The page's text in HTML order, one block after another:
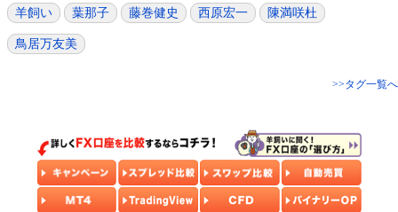
羊飼い 葉那子 藤巻健史 西原宏一 陳満咲杜
鳥居万友美
>>タグ一覧へ